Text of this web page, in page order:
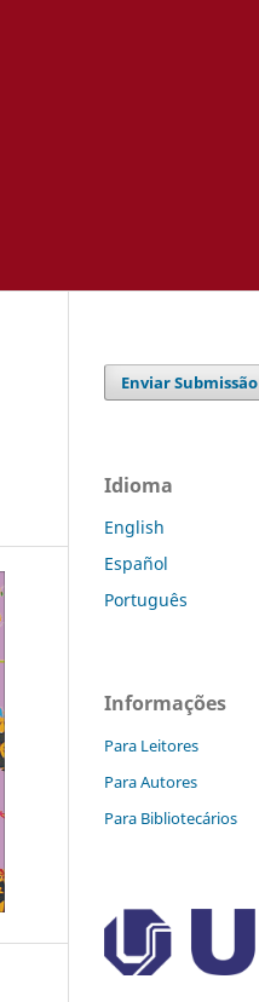
Enviar Submissão
Idioma
English
Español
Português
Informações
Para Leitores
Para Autores
Para Bibliotecários